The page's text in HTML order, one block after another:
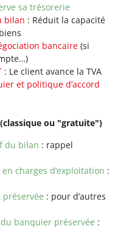
sa trésorerie
bilan : Réduit la capacité
bancaire (si
: Le client avance la TVA
et politique d’accord
ou "gratuite")
du bilan : rappel
charges d’exploitation :
préservée : pour d’autres
banquier préservée :